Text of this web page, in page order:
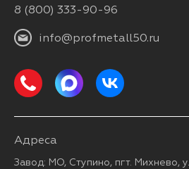
8 (800) 333-90-96
info@profmetall50.ru
Адреса
Завод: МО, Ступино, пгт. Михнево,